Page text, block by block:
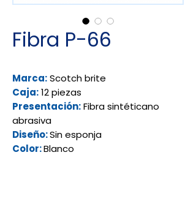
Fibra P-66
Marca:Scotch brite
Caja:12 piezas
Presentación:Fibra sintéticano
abrasiva
Diseño:Sin esponja
Color:Blanco